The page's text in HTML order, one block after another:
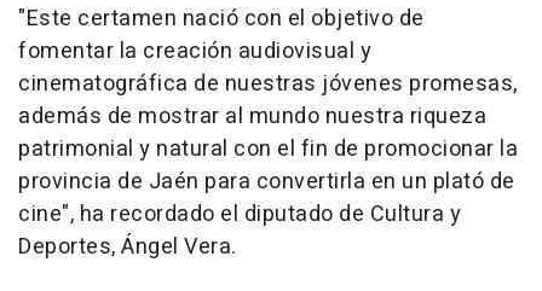
"Este certamen nació con el objetivo de
fomentar la creación audiovisual y
cinematográfica de nuestras jóvenes promesas,
además de mostrar al mundo nuestra riqueza
patrimonial y natural con el fin de promocionar la
provincia de Jaén para convertirla en un plató de
cine", ha recordado el diputado de Cultura y
Deportes, Ángel Vera.